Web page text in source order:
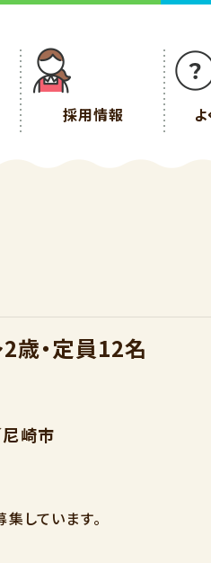
採用情報
歳・定員12名
崎市
しています。